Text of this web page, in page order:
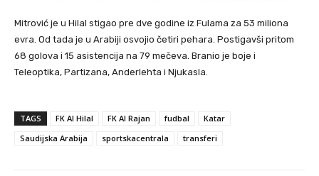
Mitrović je u Hilal stigao pre dve godine iz Fulama za 53 miliona
evra. Od tada je u Arabiji osvojio četiri pehara. Postigavši pritom
68 golova i 15 asistencija na 79 mečeva. Branio je boje i
Teleoptika, Partizana, Anderlehta i Njukasla.
TAGS FK Al Hilal FK Al Rajan fudbal
Katar
Saudijska Arabija
sportskacentrala transferi